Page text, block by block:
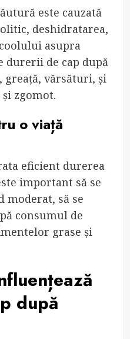
este cauzată
deshidratarea,
asupra
durerii de cap după
vărsături, și
zgomot.
o viață
eficient durerea
important să se
moderat, să se
consumul de
grase și
după